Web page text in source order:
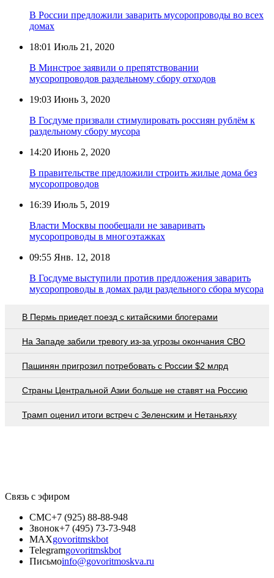
В России предложили заварить мусоропроводы во всех
домах
18:01 Июль 21, 2020
В Минстрое заявили о препятствовании
мусоропроводов раздельному сбору отходов
19:03 Июнь 3, 2020
В Госдуме призвали стимулировать россиян рублём к
раздельному сбору мусора
14:20 Июнь 2, 2020
В правительстве предложили строить жилые дома без
мусоропроводов
16:39 Июль 5, 2019
Власти Москвы пообещали не заваривать
мусоропроводы в многоэтажках
09:55 Янв. 12, 2018
В Госдуме выступили против предложения заварить
мусоропроводы в домах ради раздельного сбора мусора
В Пермь приедет поезд с китайскими блогерами
На Западе забили тревогу из-за угрозы окончания СВО
Пашинян пригрозил потребовать c России $2 млрд
Страны Центральной Азии больше не ставят на Россию
Трамп оценил итоги встреч с Зеленским и Нетаньяху
Связь с эфиром
СМС+7 (925) 88-88-948
Звонок+7 (495) 73-73-948
MAXgovoritmskbot
Telegramgovoritmskbot
Письмоinfo@govoritmoskva.ru